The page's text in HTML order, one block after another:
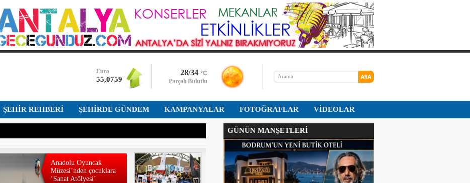
Bist-100
13.703,130
Dolar
47,5949
Euro
55,0759
Altın
6.513,760
13.703,130
Dolar
47,5949
28/34 °C
Parçalı Bulutlu
ŞEHİR REHBERİ ŞEHİRDE GÜNDEM KAMPANYALAR FOTOĞRAFLAR VİDEOLAR
Anadolu Oyuncak
Müzesi’nden çocuklara
‘Sanat Atölyesi’
GÜNÜN MANŞETLERİ